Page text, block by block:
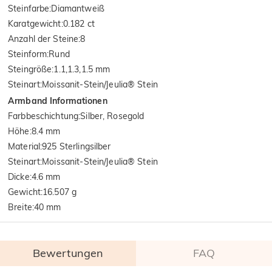
Steinfarbe:Diamantweiß
Karatgewicht:0.182 ct
Anzahl der Steine:8
Steinform:Rund
Steingröße:1.1,1.3,1.5 mm
Steinart:Moissanit-Stein/Jeulia® Stein
Armband Informationen
Farbbeschichtung:Silber, Rosegold
Höhe:8.4 mm
Material:925 Sterlingsilber
Steinart:Moissanit-Stein/Jeulia® Stein
Dicke:4.6 mm
Gewicht:16.507 g
Breite:40 mm
Bewertungen FAQ